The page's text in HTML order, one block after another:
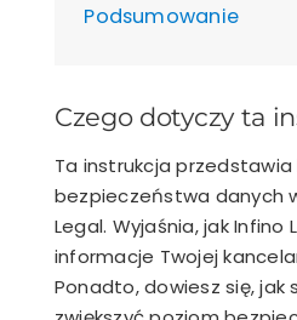
Podsumowanie
Czego dotyczy ta
Ta instrukcja
bezpieczeństwa danych
Legal. Wyjaśnia, jak Infino
informacje Twojej
Ponadto, dowiesz się, jak